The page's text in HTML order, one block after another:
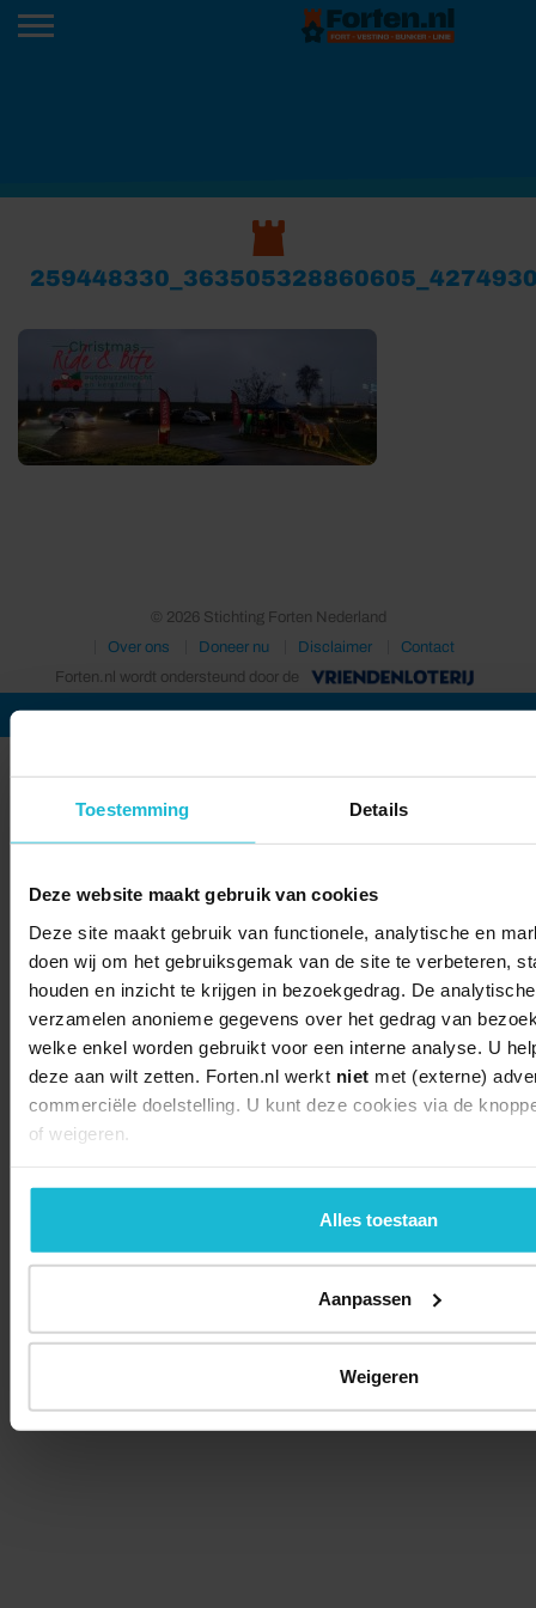
Toestemming Details
Deze website maakt gebruik van cookies
Deze site maakt gebruik van functionele, analytische en
doen wij om het gebruiksgemak van de site te verbeteren,
houden en inzicht te krijgen in bezoekgedrag. De
verzamelen anonieme gegevens over het gedrag van
welke enkel worden gebruikt voor een interne analyse. U
deze aan wilt zetten. Forten.nl werkt niet met (externe)
commerciële doelstelling. U kunt deze cookies via de
of weigeren.
Alles toestaan
Aanpassen
Weigeren
© 2026 Stichting Forten Nederland
Over ons
Doneer nu Disclaimer
Contact
Forten.nl wordt ondersteund door de